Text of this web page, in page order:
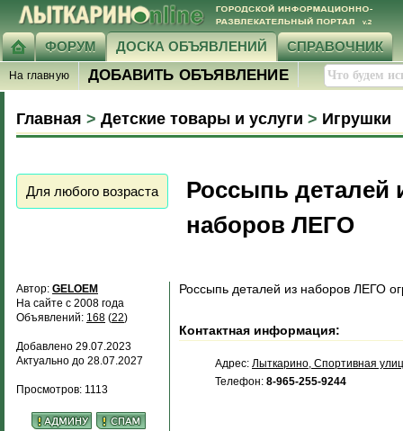
ФОРУМ ДОСКА ОБЪЯВЛЕНИЙ СПРАВОЧНИК
На главную ДОБАВИТЬ ОБЪЯВЛЕНИЕ
Главная > Детские товары и услуги > Игрушки
Для любого возраста
Россыпь деталей
наборов ЛЕГО
Автор: GELOEM
На сайте с 2008 года
Объявлений: 168 (22)
Добавлено 29.07.2023
Актуально до 28.07.2027
Просмотров: 1113
Россыпь деталей из наборов ЛЕГО
Контактная информация:
Адрес: Лыткарино, Спортивная
Телефон: 8-965-255-9244